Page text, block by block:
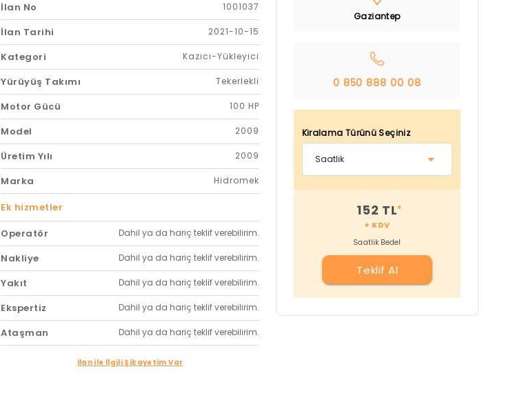
İlan No 1001037
İlan Tarihi 2021-10-15
Kategori Kazıcı-Yükleyici
Yürüyüş Takımı Tekerlekli
Motor Gücü 100 HP
Model 2009
Üretim Yılı 2009
Marka Hidromek
Ek hizmetler
Operatör
Dahil ya da hariç teklif verebilirim.
Nakliye Dahil ya da hariç teklif verebilirim.
Yakıt Dahil ya da hariç teklif verebilirim.
Ekspertiz Dahil ya da hariç teklif verebilirim.
Ataşman Dahil ya da hariç teklif verebilirim.
İlan ile İlgili Şikayetim Var
Gaziantep
0 850 888 00 08
Kiralama Türünü Seçiniz
152 TL*
+ KDV
Saatlik Bedel
Teklif Al